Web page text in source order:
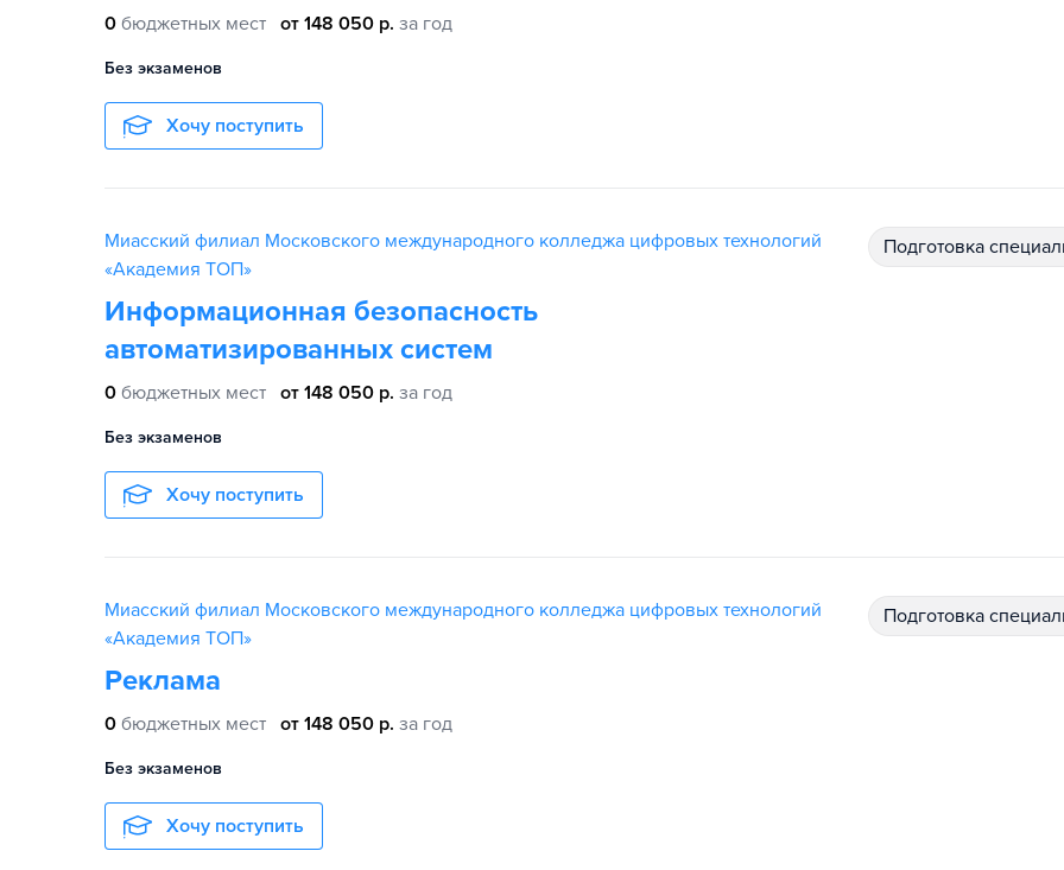
0 бюджетных мест от 148 050 р. за год
Без экзаменов
Хочу поступить
Миасский филиал Московского международного колледжа цифровых технологий
«Академия TOП»
Информационная безопасность
автоматизированных систем
0 бюджетных мест от 148 050 р. за год
Без экзаменов
Хочу поступить
подготовка
Миасский филиал Московского международного колледжа цифровых технологий
«Академия TOП»
Реклама
0 бюджетных мест от 148 050 р. за год
Без экзаменов
Хочу поступить
подготовка